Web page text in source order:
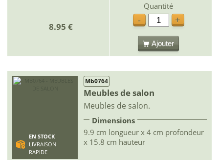
8.95 €
Quantité
-
+
Ajouter
EN STOCK
LIVRAISON
RAPIDE
Mb0764
Meubles de salon
Meubles de salon.
Dimensions
9.9 cm longueur x 4 cm profondeur
x 15.8 cm hauteur